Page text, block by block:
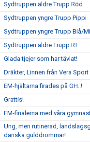
Sydtruppen äldre Trupp Röd
Sydtruppen yngre Trupp Pippi
Sydtruppen yngre Trupp Blå/
Sydtruppen äldre Trupp RT
Glada tjejer som har tävlat!
Dräkter, Linnen från Vera Sport
EM-hjältarna firades på GH..!
Grattis!
EM-finalerna med våra
Ung, men rutinerad,
danska gulddrömmar!